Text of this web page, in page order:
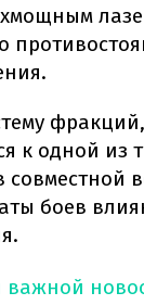
к одной из
совместной
боев
важной